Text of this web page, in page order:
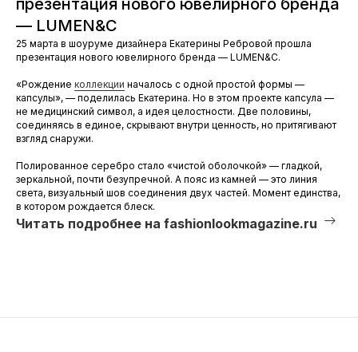
презентация нового ювелирного бренда
— LUMEN&C
25 марта в шоуруме дизайнера Екатерины Ребровой прошла
презентация нового ювелирного бренда — LUMEN&C.
«Рождение коллекции началось с одной простой формы —
капсулы», — поделилась Екатерина. Но в этом проекте капсула —
не медицинский символ, а идея целостности. Две половины,
соединяясь в единое, скрывают внутри ценность, но притягивают
взгляд снаружи.
Полированное серебро стало «чистой оболочкой» — гладкой,
зеркальной, почти безупречной. А пояс из камней — это линия
света, визуальный шов соединения двух частей. Момент единства,
в котором рождается блеск.
Читать подробнее на fashionlookmagazine.ru